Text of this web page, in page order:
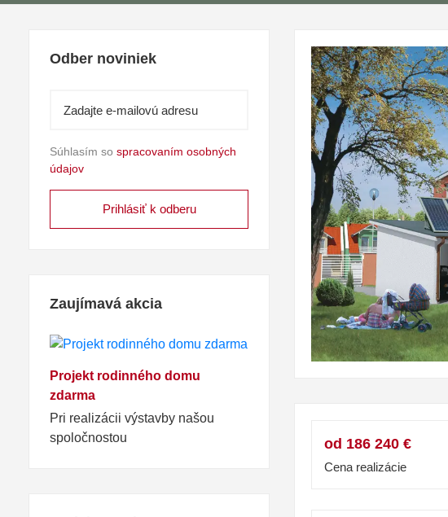
Odber noviniek
Súhlasím so spracovaním osobných
údajov
Zaujímavá akcia
Projekt rodinného domu
zdarma
Pri realizácii výstavby našou
spoločnostou
od 186 240 €
Cena realizácie